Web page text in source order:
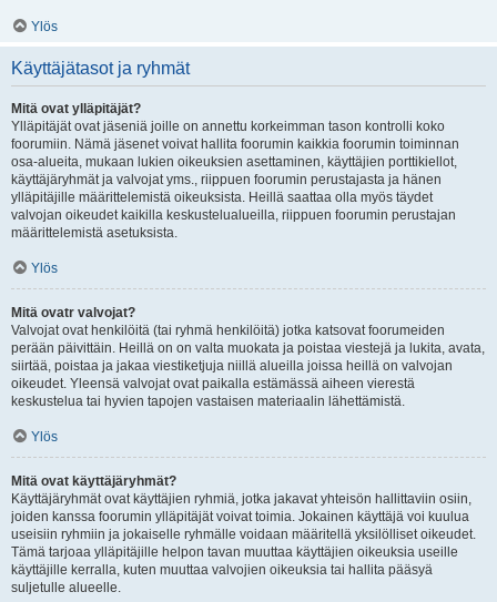
Ylös
Käyttäjätasot ja ryhmät
Mitä ovat ylläpitäjät?
Ylläpitäjät ovat jäseniä joille on annettu korkeimman tason kontrolli koko
foorumiin. Nämä jäsenet voivat hallita foorumin kaikkia foorumin toiminnan
osa-alueita, mukaan lukien oikeuksien asettaminen, käyttäjien porttikiellot,
käyttäjäryhmät ja valvojat yms., riippuen foorumin perustajasta ja hänen
ylläpitäjille määrittelemistä oikeuksista. Heillä saattaa olla myös täydet
valvojan oikeudet kaikilla keskustelualueilla, riippuen foorumin perustajan
määrittelemistä asetuksista.
Ylös
Mitä ovatr valvojat?
Valvojat ovat henkilöitä (tai ryhmä henkilöitä) jotka katsovat foorumeiden
perään päivittäin. Heillä on on valta muokata ja poistaa viestejä ja lukita, avata,
siirtää, poistaa ja jakaa viestiketjuja niillä alueilla joissa heillä on valvojan
oikeudet. Yleensä valvojat ovat paikalla estämässä aiheen vierestä
keskustelua tai hyvien tapojen vastaisen materiaalin lähettämistä.
Ylös
Mitä ovat käyttäjäryhmät?
Käyttäjäryhmät ovat käyttäjien ryhmiä, jotka jakavat yhteisön hallittaviin osiin,
joiden kanssa foorumin ylläpitäjät voivat toimia. Jokainen käyttäjä voi kuulua
useisiin ryhmiin ja jokaiselle ryhmälle voidaan määritellä yksilölliset oikeudet.
Tämä tarjoaa ylläpitäjille helpon tavan muuttaa käyttäjien oikeuksia useille
käyttäjille kerralla, kuten muuttaa valvojien oikeuksia tai hallita pääsyä
suljetulle alueelle.